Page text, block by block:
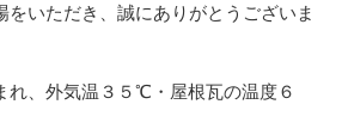
をいただき、誠にありがとうございま
れ、外気温３５℃・屋根瓦の温度６